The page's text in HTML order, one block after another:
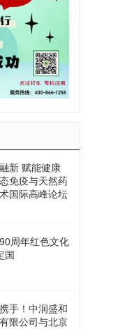
新 赋能健康
免疫与天然药
国际高峰论坛
周年红色文化
国
手！中润盛和
限公司与北京